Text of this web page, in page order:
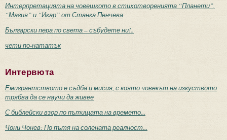
Интерпретацията на човешкото в стихотворенията “Планети”,
“Магия” и “Икар” от Станка Пенчева
Български пера по света – събудете ни!..
чети по-нататък
Интервюта
Емигрантството е съдба и мисия, с която човекът на изкуството
трябва да се научи да живее
С библейски взор по пътищата на времето...
Чони Чонев: По пътя на солената реалност...